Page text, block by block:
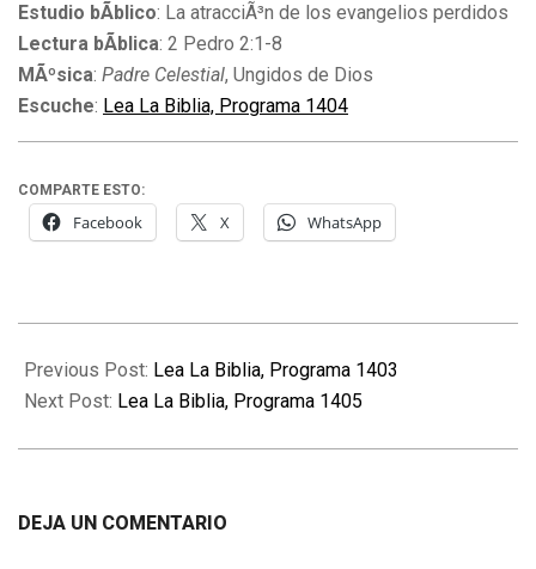
Estudio bÃ­blico: La atracciÃ³n de los evangelios perdidos
Lectura bÃ­blica: 2 Pedro 2:1-8
MÃºsica: Padre Celestial, Ungidos de Dios
Escuche: Lea La Biblia, Programa 1404
COMPARTE ESTO:
Facebook X WhatsApp
08-
27
Previous Post: Lea La Biblia, Programa 1403
Next Post: Lea La Biblia, Programa 1405
DEJA UN COMENTARIO